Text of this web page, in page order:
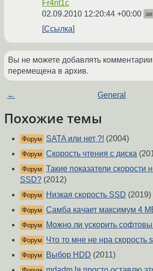
Fr4nt1c
02.09.2010 12:20:44 +00:00
Ссылка
Вы не можете добавлять комментарии
перемещена в архив.
← General
Похожие темы
Форум SATA или нет ?! (2004)
Форум Скорость чтения с диска
Форум Такие показатели скорости
SSD? (2012)
Форум Низкая скорость SSD (2019)
Форум Самба качает максимум 4
Форум Можно ли ускорить
Форум Что то мне не нра скорость
Форум Выбор HDD (2011)